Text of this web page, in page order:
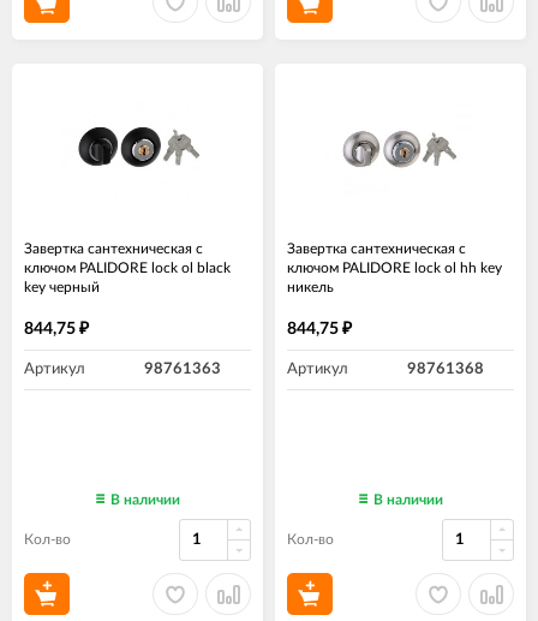
Завертка сантехническая с
ключом PALIDORE lock ol black
key черный
844,75 ₽
Артикул 98761363
В наличии
Кол-во
Завертка сантехническая с
ключом PALIDORE lock ol hh key
никель
844,75 ₽
Артикул 98761368
В наличии
Кол-во